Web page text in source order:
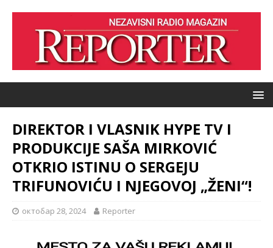
DIREKTOR I VLASNIK HYPE TV I
PRODUKCIJE SAŠA MIRKOVIĆ
OTKRIO ISTINU O SERGEJU
TRIFUNOVIĆU I NJEGOVOJ „ŽENI“!
октобар 28, 2024 Reporter